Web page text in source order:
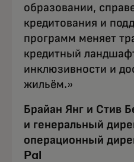
образовании,
кредитования и
программ меняет
кредитный
инклюзивности и
жильём.»
Брайан Янг и Стив
и генеральный
операционный
Pal